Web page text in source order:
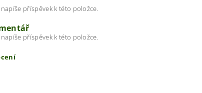
příspěvek k této položce.
příspěvek k této položce.